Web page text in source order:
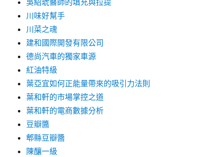
吳紹琥醫師的填充與拉提
川味好幫手
川菜之魂
建和國際開發有限公司
德尚汽車的獨家車源
紅油特級
葉亞宜如何正能量帶來的吸引力法則
葉和軒的市場掌控之道
葉和軒的電商數據分析
豆瓣醬
郫縣豆瓣醬
陳釀一級